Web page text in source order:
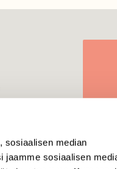
sosiaalisen median
jaamme sosiaalisen